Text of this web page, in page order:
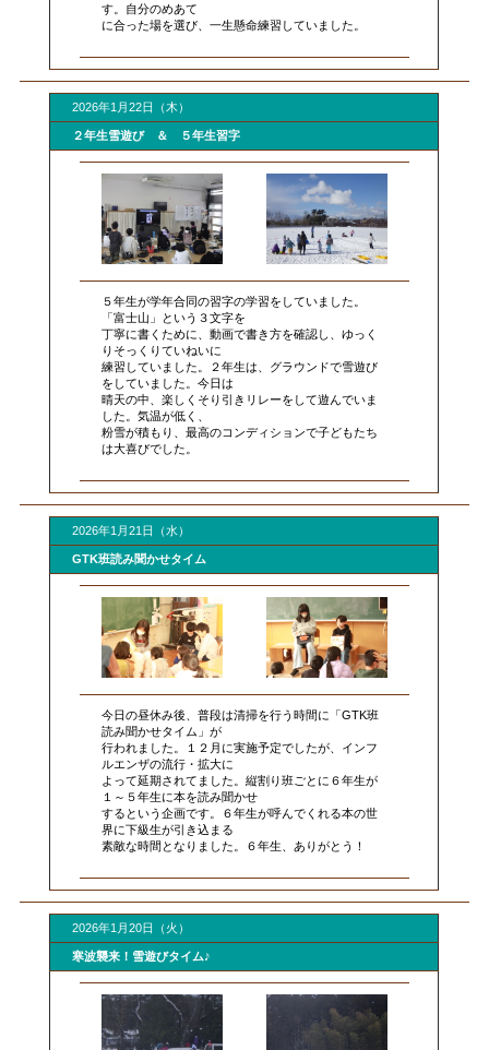
す。自分のめあて
に合った場を選び、一生懸命練習していました。
2026年1月22日（木）
２年生雪遊び ＆ ５年生習字
５年生が学年合同の習字の学習をしていました。
「富士山」という３文字を
丁寧に書くために、動画で書き方を確認し、ゆっく
りそっくりていねいに
練習していました。２年生は、グラウンドで雪遊び
をしていました。今日は
晴天の中、楽しくそり引きリレーをして遊んでいま
した。気温が低く、
粉雪が積もり、最高のコンディションで子どもたち
は大喜びでした。
2026年1月21日（水）
GTK班読み聞かせタイム
今日の昼休み後、普段は清掃を行う時間に「GTK班
読み聞かせタイム」が
行われました。１２月に実施予定でしたが、インフ
ルエンザの流行・拡大に
よって延期されてました。縦割り班ごとに６年生が
１～５年生に本を読み聞かせ
するという企画です。６年生が呼んでくれる本の世
界に下級生が引き込まる
素敵な時間となりました。６年生、ありがとう！
2026年1月20日（火）
寒波襲来！雪遊びタイム♪